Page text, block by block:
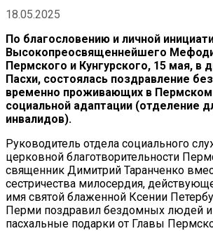
18.05.2025
По благословению и личной
Высокопреосвященнейшего
Пермского и Кунгурского, 15 мая, в
Пасхи, состоялась поздравление
временно проживающих в
социальной адаптации (отделение
инвалидов).
Руководитель отдела социального
церковной благотворительности
священник Димитрий Таранченко
сестричества милосердия,
имя святой блаженной Ксении
Перми поздравил бездомных людей
пасхальные подарки от Главы